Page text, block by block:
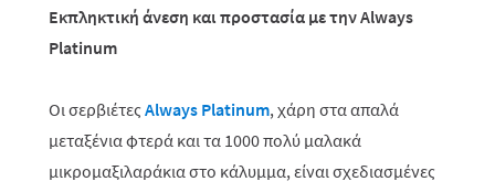
Εκπληκτική άνεση και προστασία με τηνAlways
Platinum
Οι σερβιέτεςAlways Platinum, χάρη στα απαλά
μεταξένια φτερά και τα 1000 πολύ μαλακά
μικρομαξιλαράκια στο κάλυμμα, είναι σχεδιασμένες